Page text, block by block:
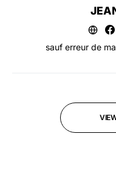
sauf erreur de